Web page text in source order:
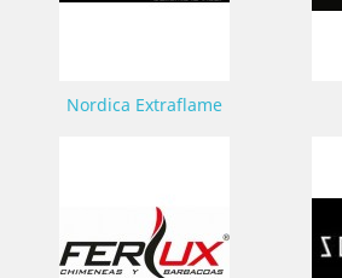
Nordica Extraflame